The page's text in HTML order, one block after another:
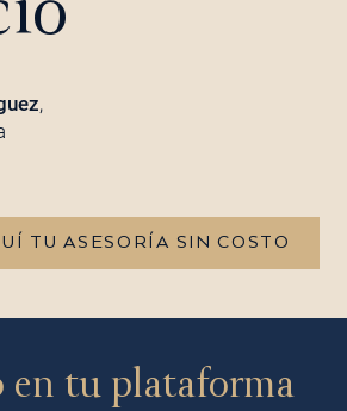
,
TU ASESORÍA SIN COSTO
en tu plataforma